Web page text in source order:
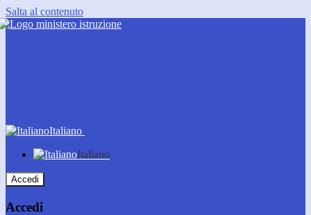
Salta al contenuto
Italiano
Italiano
Accedi
Accedi